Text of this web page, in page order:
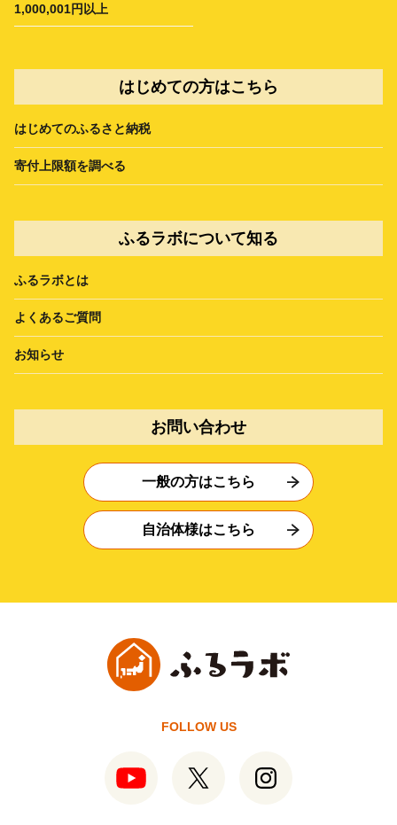
1,000,001円以上
はじめての方はこちら
はじめてのふるさと納税
寄付上限額を調べる
ふるラボについて知る
ふるラボとは
よくあるご質問
お知らせ
お問い合わせ
一般の方はこちら
自治体様はこちら
FOLLOW US